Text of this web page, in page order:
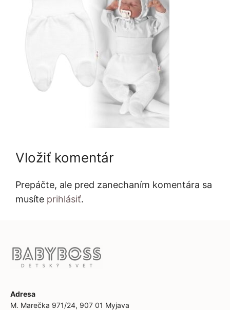
Vložiť komentár
Prepáčte, ale pred zanechaním komentára sa
musíte prihlásiť.
Adresa
M. Marečka 971/24, 907 01 Myjava